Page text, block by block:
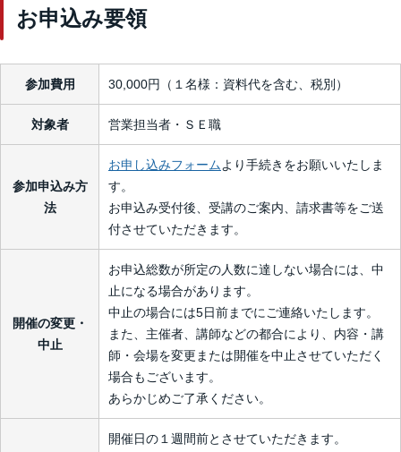
お申込み要領
参加費用 30,000円（１名様：資料代を含む、税別）
対象者 営業担当者・ＳＥ職
参加申込み方
法
お申し込みフォームより手続きをお願いいたしま
す。
お申込み受付後、受講のご案内、請求書等をご送
付させていただきます。
開催の変更・
中止
お申込総数が所定の人数に達しない場合には、中
止になる場合があります。
中止の場合には5日前までにご連絡いたします。
また、主催者、講師などの都合により、内容・講
師・会場を変更または開催を中止させていただく
場合もございます。
あらかじめご了承ください。
開催日の１週間前とさせていただきます。